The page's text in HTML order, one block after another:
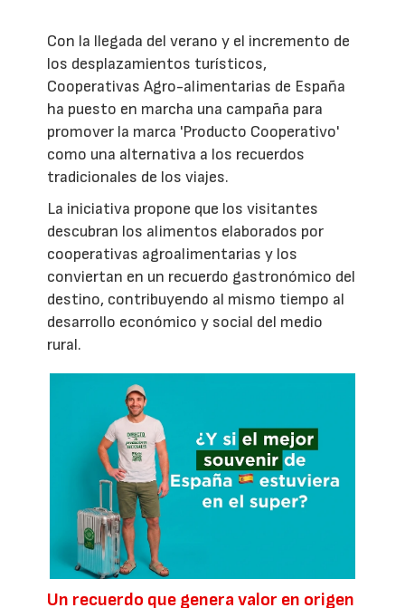
Con la llegada del verano y el incremento de
los desplazamientos turísticos,
Cooperativas Agro-alimentarias de España
ha puesto en marcha una campaña para
promover la marca 'Producto Cooperativo'
como una alternativa a los recuerdos
tradicionales de los viajes.
La iniciativa propone que los visitantes
descubran los alimentos elaborados por
cooperativas agroalimentarias y los
conviertan en un recuerdo gastronómico del
destino, contribuyendo al mismo tiempo al
desarrollo económico y social del medio
rural.
Un recuerdo que genera valor en origen